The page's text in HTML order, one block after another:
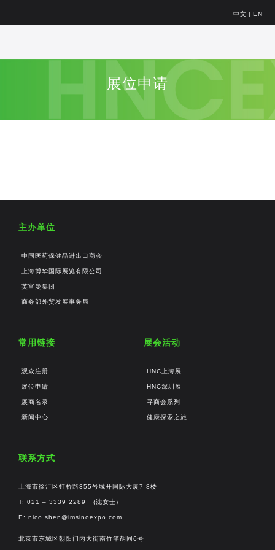
中文 | EN
展位申请
主办单位
中国医药保健品进出口商会
上海博华国际展览有限公司
英富曼集团
商务部外贸发展事务局
常用链接
观众注册
展位申请
展商名录
新闻中心
展会活动
HNC上海展
HNC深圳展
寻商会系列
健康探索之旅
联系方式
上海市徐汇区虹桥路355号城开国际大厦7-8楼
T: 021 – 3339 2289 (沈女士)
E: nico.shen@imsinoexpo.com
北京市东城区朝阳门内大街南竹竿胡同6号